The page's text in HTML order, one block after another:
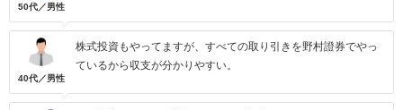
50代／男性
40代／男性
株式投資もやってますが、すべての取り引きを野村證券でやっ
ているから収支が分かりやすい。